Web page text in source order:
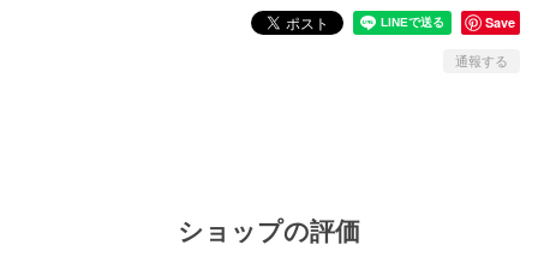
Save
通報する
ショップの評価